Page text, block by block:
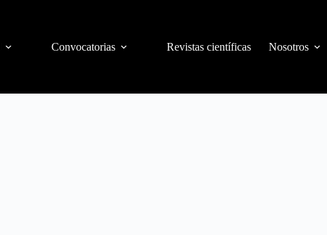
Convocatorias Revistas científicas Nosotros